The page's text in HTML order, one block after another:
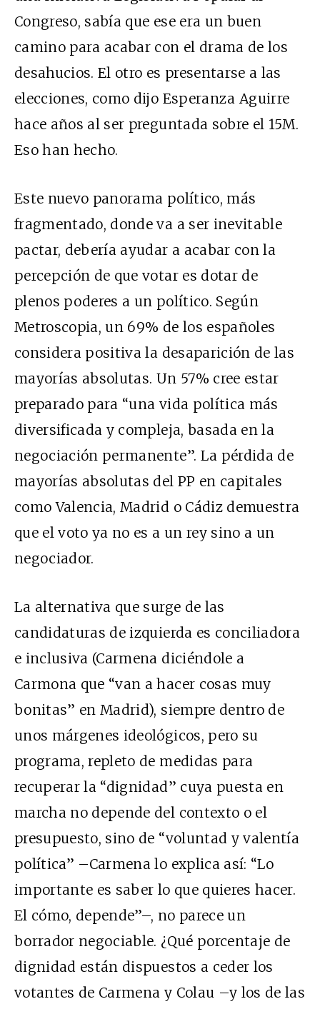
Congreso, sabía que ese era un buen
camino para acabar con el drama de los
desahucios. El otro es presentarse a las
elecciones, como dijo Esperanza Aguirre
hace años al ser preguntada sobre el 15M.
Eso han hecho.
Este nuevo panorama político, más
fragmentado, donde va a ser inevitable
pactar, debería ayudar a acabar con la
percepción de que votar es dotar de
plenos poderes a un político. Según
Metroscopia, un 69% de los españoles
considera positiva la desaparición de las
mayorías absolutas. Un 57% cree estar
preparado para “una vida política más
diversificada y compleja, basada en la
negociación permanente”. La pérdida de
mayorías absolutas del PP en capitales
como Valencia, Madrid o Cádiz demuestra
que el voto ya no es a un rey sino a un
negociador.
La alternativa que surge de las
candidaturas de izquierda es conciliadora
e inclusiva (Carmena diciéndole a
Carmona que “van a hacer cosas muy
bonitas” en Madrid), siempre dentro de
unos márgenes ideológicos, pero su
programa, repleto de medidas para
recuperar la “dignidad” cuya puesta en
marcha no depende del contexto o el
presupuesto, sino de “voluntad y valentía
política” –Carmena lo explica así: “Lo
importante es saber lo que quieres hacer.
El cómo, depende”–, no parece un
borrador negociable. ¿Qué porcentaje de
dignidad están dispuestos a ceder los
votantes de Carmena y Colau –y los de las